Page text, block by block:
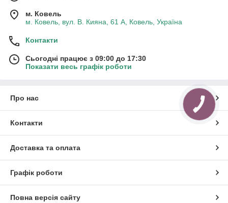
м. Ковель
м. Ковель, вул. В. Кияна, 61 А, Ковель, Україна
Контакти
Сьогодні працює з 09:00 до 17:30
Показати весь графік роботи
Про нас
Контакти
Доставка та оплата
Графік роботи
Повна версія сайту
КНОПКА
ЗВ'ЯЗКУ